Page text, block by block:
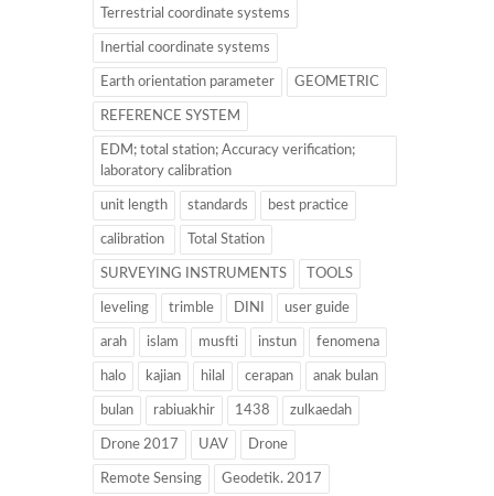
Terrestrial coordinate systems
Inertial coordinate systems
Earth orientation parameter GEOMETRIC
REFERENCE SYSTEM
EDM; total station; Accuracy verification;
laboratory calibration
unit length standards best practice
calibration Total Station
SURVEYING INSTRUMENTS TOOLS
leveling trimble DINI user guide
arah islam musfti instun fenomena
halo kajian hilal cerapan anak bulan
bulan rabiuakhir 1438 zulkaedah
Drone 2017 UAV Drone
Remote Sensing Geodetik. 2017